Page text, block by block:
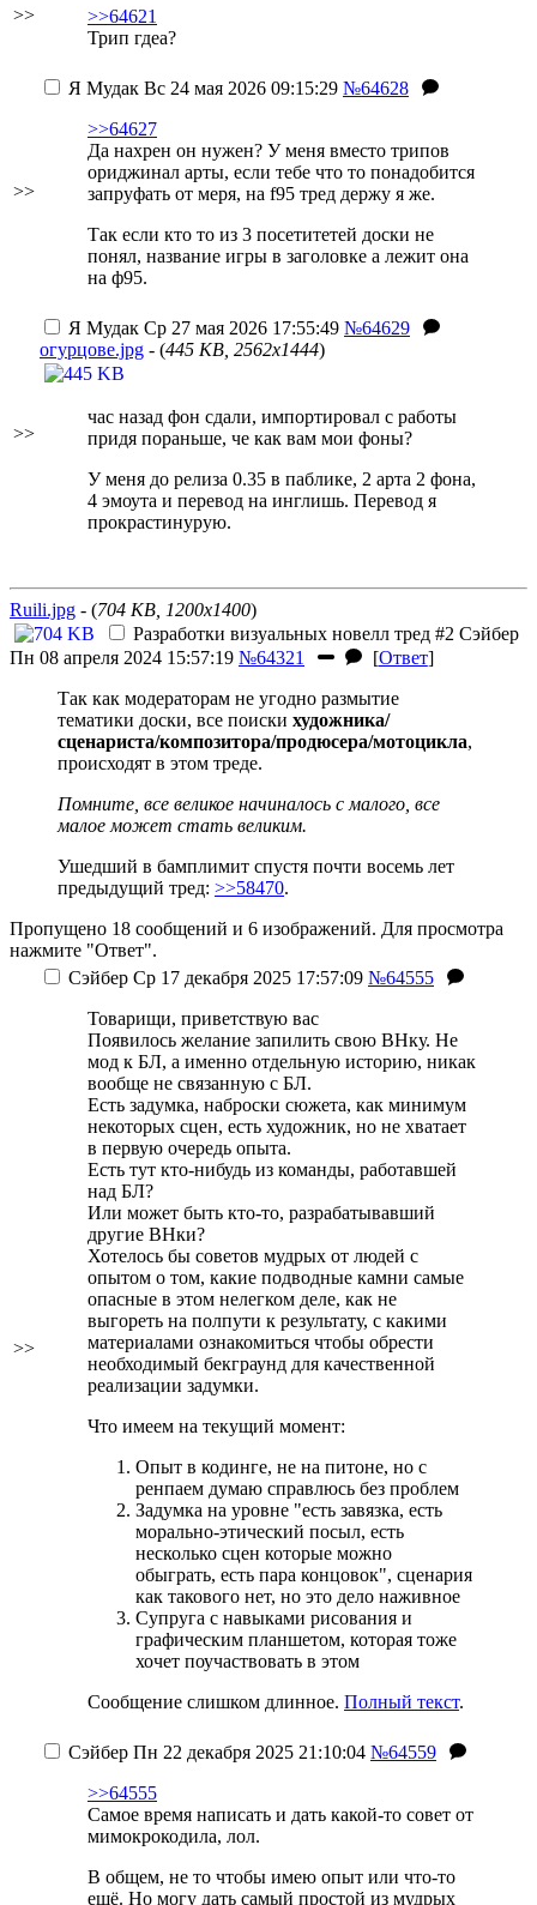
>>
>>64621
Трип гдеа?
>>
Я Мудак Вс 24 мая 2026 09:15:29 №64628
>>64627
Да нахрен он нужен? У меня вместо трипов
ориджинал арты, если тебе что то понадобится
запруфать от меря, на f95 тред держу я же.
Так если кто то из 3 посетитетей доски не
понял, название игры в заголовке а лежит она
на ф95.
>>
Я Мудак Ср 27 мая 2026 17:55:49 №64629
огурцове.jpg - (445 KB, 2562x1444)
час назад фон сдали, импортировал с работы
придя пораньше, че как вам мои фоны?
У меня до релиза 0.35 в паблике, 2 арта 2 фона,
4 эмоута и перевод на инглишь. Перевод я
прокрастинурую.
Ruili.jpg - (704 KB, 1200x1400)
Разработки визуальных новелл тред #2 Сэйбер
Пн 08 апреля 2024 15:57:19 №64321 [Ответ]
Так как модераторам не угодно размытие
тематики доски, все поиски художника/
сценариста/композитора/продюсера/мотоцикла,
происходят в этом треде.
Помните, все великое начиналось с малого, все
малое может стать великим.
Ушедший в бамплимит спустя почти восемь лет
предыдущий тред: >>58470.
Пропущено 18 сообщений и 6 изображений. Для просмотра
нажмите "Ответ".
>>
Сэйбер Ср 17 декабря 2025 17:57:09 №64555
Товарищи, приветствую вас
Появилось желание запилить свою ВНку. Не
мод к БЛ, а именно отдельную историю, никак
вообще не связанную с БЛ.
Есть задумка, наброски сюжета, как минимум
некоторых сцен, есть художник, но не хватает
в первую очередь опыта.
Есть тут кто-нибудь из команды, работавшей
над БЛ?
Или может быть кто-то, разрабатывавший
другие ВНки?
Хотелось бы советов мудрых от людей с
опытом о том, какие подводные камни самые
опасные в этом нелегком деле, как не
выгореть на полпути к результату, с какими
материалами ознакомиться чтобы обрести
необходимый бекграунд для качественной
реализации задумки.
Что имеем на текущий момент:
Опыт в кодинге, не на питоне, но с
ренпаем думаю справлюсь без проблем
Задумка на уровне "есть завязка, есть
морально-этический посыл, есть
несколько сцен которые можно
обыграть, есть пара концовок", сценария
как такового нет, но это дело наживное
Супруга с навыками рисования и
графическим планшетом, которая тоже
хочет поучаствовать в этом
Сообщение слишком длинное. Полный текст.
Сэйбер Пн 22 декабря 2025 21:10:04 №64559
>>64555
Самое время написать и дать какой-то совет от
мимокрокодила, лол.
В общем, не то чтобы имею опыт или что-то
ещё. Но могу дать самый простой из мудрых